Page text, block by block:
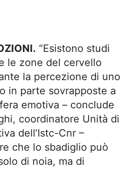
“Esistono studi
le zone del cervello
la percezione di uno
in parte sovrapposte a
emotiva – conclude
coordinatore Unità di
dell’Istc-Cnr –
che lo sbadiglio può
di noia, ma di